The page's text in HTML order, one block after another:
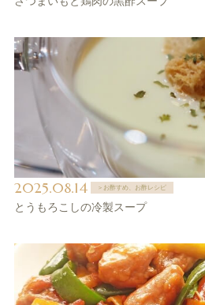
2025.08.14 ＞お酢すめ、お酢レシピ
とうもろこしの冷製スープ